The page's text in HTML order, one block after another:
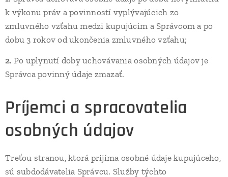
k výkonu práv a povinností vyplývajúcich zo
zmluvného vzťahu medzi kupujúcim a Správcom a po
dobu 3 rokov od ukončenia zmluvného vzťahu;
2. Po uplynutí doby uchovávania osobných údajov je
Správca povinný údaje zmazať.
Príjemci a spracovatelia
osobných údajov
Treťou stranou, ktorá prijíma osobné údaje kupujúceho,
sú subdodávatelia Správcu. Služby týchto